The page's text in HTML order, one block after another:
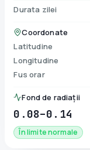
Durata zilei
Coordonate
Latitudine
Longitudine
Fus orar
Fond de radiații
0.08–0.14
În limite normale